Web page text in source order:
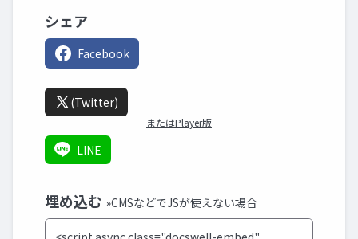
シェア
Facebook
(Twitter)
またはPlayer版
LINE
埋め込む »CMSなどでJSが使えない場合